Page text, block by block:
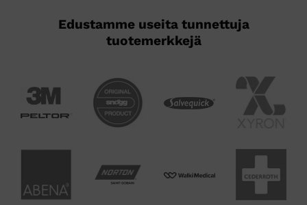
Edustamme useita tunnettuja
tuotemerkkejä